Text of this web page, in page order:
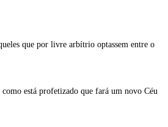
que por livre arbítrio optassem entre o
está profetizado que fará um novo Céu